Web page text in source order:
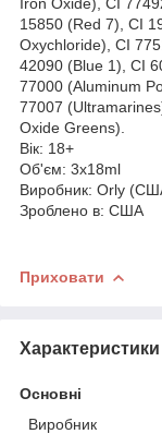
15850 (Red 7), CI
Oxychloride), CI
42090 (Blue 1), CI
77000 (Aluminum
77007
Oxide Greens).
Вік: 18+
Об'єм: 3х18ml
Виробник: Orly
Зроблено в: США
Приховати
Характеристики
Основні
Виробник